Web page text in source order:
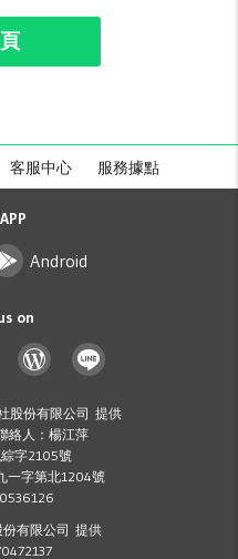
客服中心 服務據點
Android
on
股份有限公司 提供
絡人：楊江萍
字2105號
一字第北1204號
有限公司 提供